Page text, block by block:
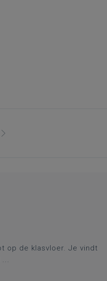
op de klasvloer. Je vindt